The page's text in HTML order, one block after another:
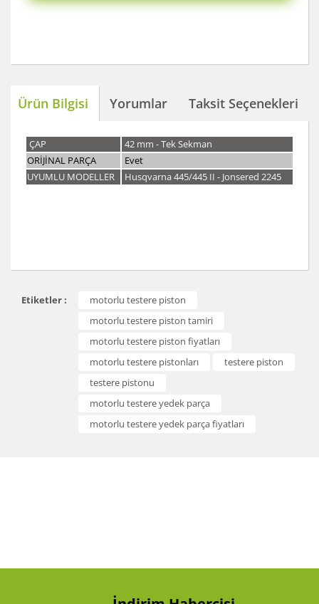
Ürün Bilgisi Yorumlar Taksit Seçenekleri
ÇAP
42 mm - Tek Sekman
ORİJİNAL PARÇA
Evet
UYUMLU MODELLER
Husqvarna 445/445 II - Jonsered 2245
diğer konularda yetersiz gördüğünüz noktaları öneri
formunu kullanarak tarafımıza iletebilirsiniz.
Görüş ve önerileriniz için teşekkür ederiz.
Ürün resmi kalitesiz, bozuk veya görüntülenemiyor.
Ürün açıklamasında eksik bilgiler bulunuyor.
Ürün bilgilerinde hatalar bulunuyor.
Ürün fiyatı diğer sitelerden daha pahalı.
Etiketler :
motorlu testere piston
motorlu testere piston tamiri
motorlu testere piston fiyatları
motorlu testere pistonları
testere piston
testere pistonu
motorlu testere yedek parça
motorlu testere yedek parça fiyatları